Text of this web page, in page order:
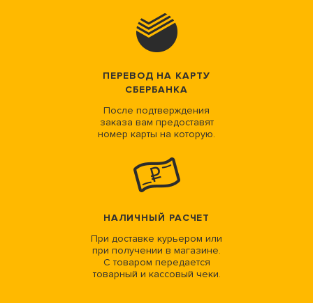
ПЕРЕВОД НА КАРТУ
СБЕРБАНКА
После подтверждения
заказа вам предоставят
номер карты на которую.
НАЛИЧНЫЙ РАСЧЕТ
При доставке курьером или
при получении в магазине.
С товаром передается
товарный и кассовый чеки.